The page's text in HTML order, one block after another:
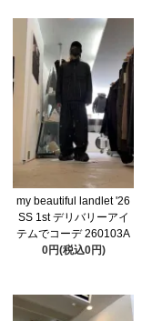
my beautiful landlet '26
SS 1st デリバリーアイ
テムでコーデ 260103A
0円(税込0円)